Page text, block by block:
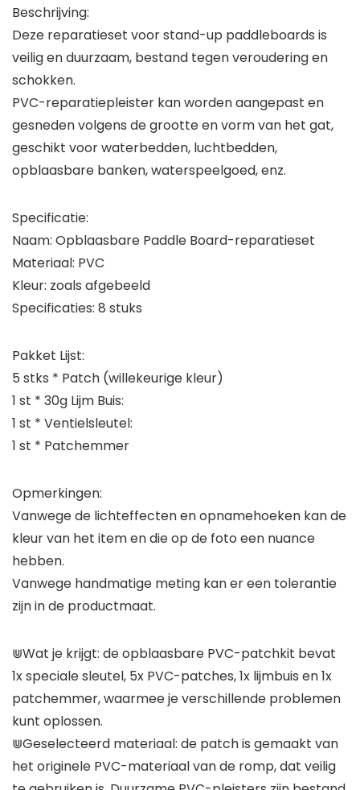
Beschrijving:
Deze reparatieset voor stand-up paddleboards is
veilig en duurzaam, bestand tegen veroudering en
schokken.
PVC-reparatiepleister kan worden aangepast en
gesneden volgens de grootte en vorm van het gat,
geschikt voor waterbedden, luchtbedden,
opblaasbare banken, waterspeelgoed, enz.
Specificatie:
Naam: Opblaasbare Paddle Board-reparatieset
Materiaal: PVC
Kleur: zoals afgebeeld
Specificaties: 8 stuks
Pakket Lijst:
5 stks * Patch (willekeurige kleur)
1 st * 30g Lijm Buis:
1 st * Ventielsleutel:
1 st * Patchemmer
Opmerkingen:
Vanwege de lichteffecten en opnamehoeken kan de
kleur van het item en die op de foto een nuance
hebben.
Vanwege handmatige meting kan er een tolerantie
zijn in de productmaat.
⋓Wat je krijgt: de opblaasbare PVC-patchkit bevat
1x speciale sleutel, 5x PVC-patches, 1x lijmbuis en 1x
patchemmer, waarmee je verschillende problemen
kunt oplossen.
⋓Geselecteerd materiaal: de patch is gemaakt van
het originele PVC-materiaal van de romp, dat veilig